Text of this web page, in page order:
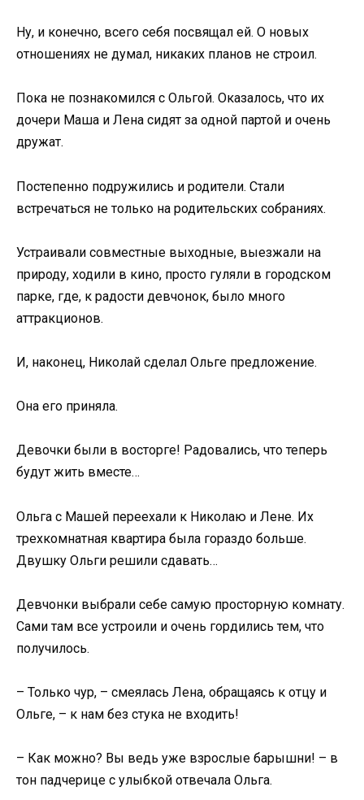
Ну, и конечно, всего себя посвящал ей. О новых
отношениях не думал, никаких планов не строил.
Пока не познакомился с Ольгой. Оказалось, что их
дочери Маша и Лена сидят за одной партой и очень
дружат.
Постепенно подружились и родители. Стали
встречаться не только на родительских собраниях.
Устраивали совместные выходные, выезжали на
природу, ходили в кино, просто гуляли в городском
парке, где, к радости девчонок, было много
аттракционов.
И, наконец, Николай сделал Ольге предложение.
Она его приняла.
Девочки были в восторге! Радовались, что теперь
будут жить вместе…
Ольга с Машей переехали к Николаю и Лене. Их
трехкомнатная квартира была гораздо больше.
Двушку Ольги решили сдавать…
Девчонки выбрали себе самую просторную комнату.
Сами там все устроили и очень гордились тем, что
получилось.
– Только чур, – смеялась Лена, обращаясь к отцу и
Ольге, – к нам без стука не входить!
– Как можно? Вы ведь уже взрослые барышни! – в
тон падчерице с улыбкой отвечала Ольга.